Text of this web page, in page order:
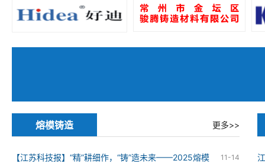
熔模铸造 更多>>
11-14
【江苏科技报】“精”耕细作，“铸”造未来——2025熔模